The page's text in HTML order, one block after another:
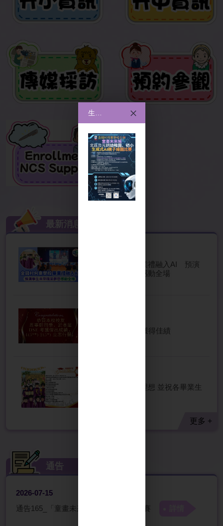
最新消息
金錢村何東學校畢業禮融入AI 預演
學生未來職業夢想感動全場
校舊生在DSE考試獲得佳績
我校升中派位成績理想 並祝各畢業生
更多 +
通告
2026-07-15
通告165_「童畫未來城」親子AI繪圖比賽
生成式AI親子繪圖比賽